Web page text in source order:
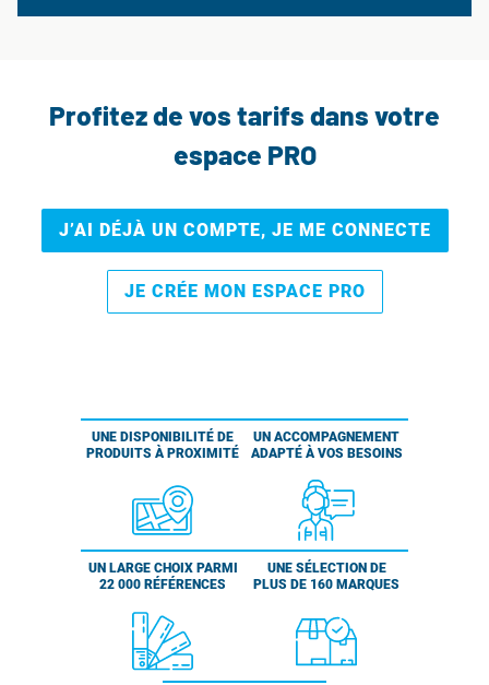
Profitez de vos tarifs dans votre
espace PRO
J’AI DÉJÀ UN COMPTE, JE ME CONNECTE
JE CRÉE MON ESPACE PRO
UNE DISPONIBILITÉ DE
PRODUITS À PROXIMITÉ
UN ACCOMPAGNEMENT
ADAPTÉ À VOS BESOINS
UN LARGE CHOIX PARMI
22 000 RÉFÉRENCES
UNE SÉLECTION DE
PLUS DE 160 MARQUES